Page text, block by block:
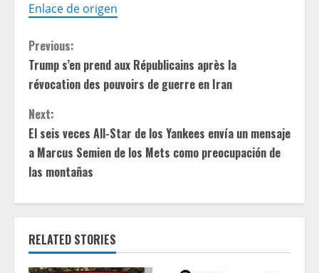
Enlace de origen
C
o
n
t
i
n
u
e
Previous:
Trump s’en prend aux Républicains après la
révocation des pouvoirs de guerre en Iran
Next:
El seis veces All-Star de los Yankees envía un mensaje
a Marcus Semien de los Mets como preocupación de
las montañas
RELATED STORIES